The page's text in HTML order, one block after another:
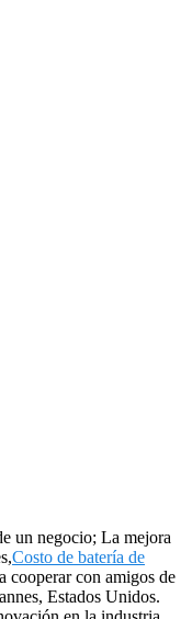
un negocio; La mejora
Costo de batería de
cooperar con amigos de
Estados Unidos.